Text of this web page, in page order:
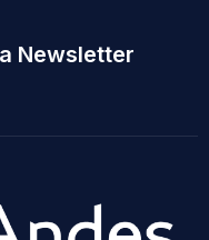
Newsletter